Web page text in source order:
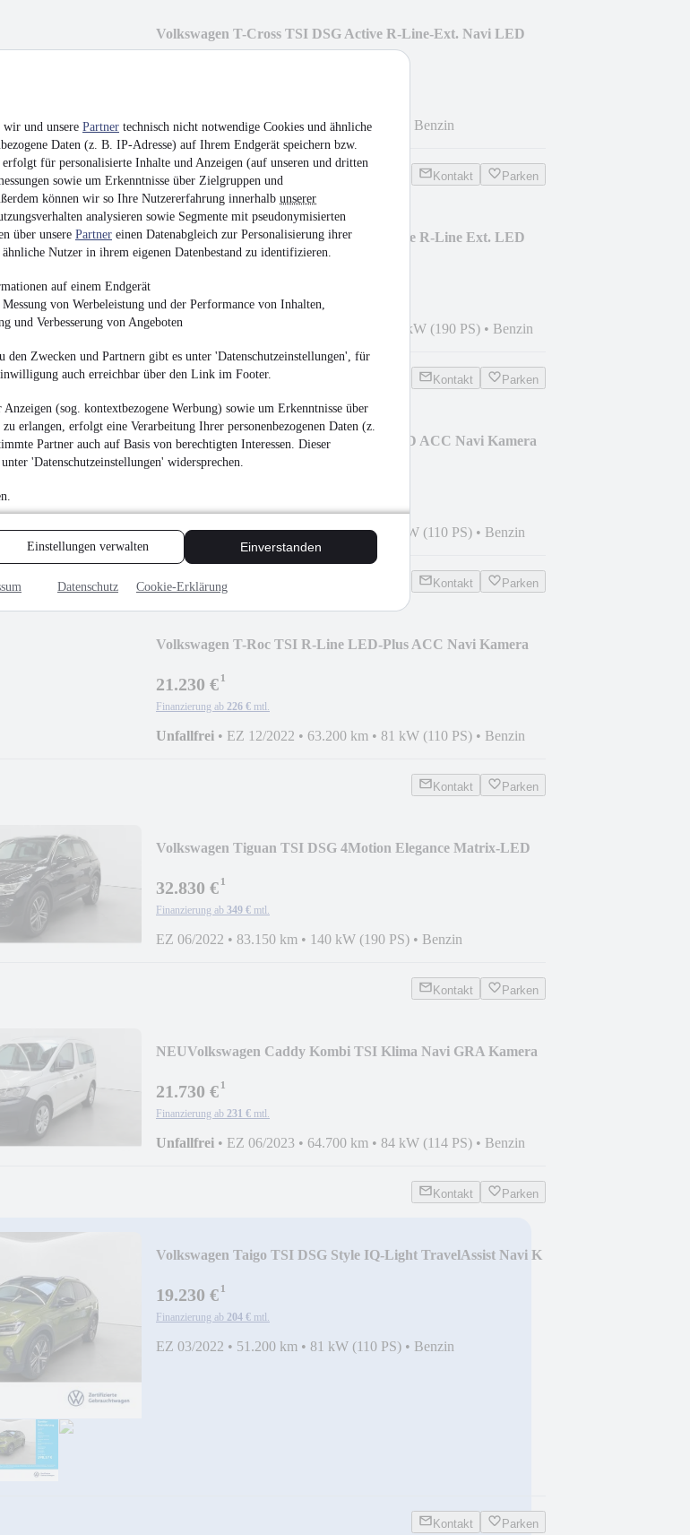
und unsere Partner technisch nicht notwendige Cookies und ähnliche
Daten (z. B. IP-Adresse) auf Ihrem Endgerät speichern bzw.
für personalisierte Inhalte und Anzeigen (auf unseren und dritten
sowie um Erkenntnisse über Zielgruppen und
können wir so Ihre Nutzererfahrung innerhalb unserer
analysieren sowie Segmente mit pseudonymisierten
über unsere Partner einen Datenabgleich zur Personalisierung ihrer
Nutzer in ihrem eigenen Datenbestand zu identifizieren.
auf einem Endgerät
von Werbeleistung und der Performance von Inhalten,
und Verbesserung von Angeboten
Zwecken und Partnern gibt es unter 'Datenschutzeinstellungen', für
auch erreichbar über den Link im Footer.
(sog. kontextbezogene Werbung) sowie um Erkenntnisse über
erlangen, erfolgt eine Verarbeitung Ihrer personenbezogenen Daten (z.
Partner auch auf Basis von berechtigten Interessen. Dieser
'Datenschutzeinstellungen' widersprechen.
Einstellungen verwalten Einverstanden
Datenschutz Cookie-Erklärung
Volkswagen T-Cross TSI DSG Active R-Line-Ext. Navi LED
Alu-
EZ 06/2021•51.850 km•81 kW (110 PS) Benzin
Kontakt Parken
Volkswagen Tiguan TSI DSG 4M Highline R-Line Ext. LED
ACC N
Finanzierung ab
Unfallfrei 140 kW (190 PS) • Benzin
Kontakt Parken
Volkswagen T-Cross TSI DSG Active LED ACC Navi Kamera
Unfallfrei•EZ 08/2021•50.800 km• 81 kW (110 PS) • Benzin
Kontakt Parken
Volkswagen T-Roc TSI R-Line LED-Plus ACC Navi Kamera
21.230 €¹
Finanzierung ab 226 € mtl.
Unfallfrei • EZ 12/2022 • 63.200 km • 81 kW (110 PS) • Benzin
Kontakt Parken
Volkswagen Tiguan TSI DSG 4Motion Elegance Matrix-LED
32.830 €¹
Finanzierung ab 349 € mtl.
EZ 06/2022 • 83.150 km • 140 kW (190 PS) • Benzin
Kontakt Parken
NEUVolkswagen Caddy Kombi TSI Klima Navi GRA Kamera
21.730 €¹
Finanzierung ab 231 € mtl.
Unfallfrei • EZ 06/2023 • 64.700 km • 84 kW (114 PS) • Benzin
Kontakt Parken
Volkswagen Taigo TSI DSG Style IQ-Light TravelAssist Navi K
19.230 €¹
Finanzierung ab 204 € mtl.
EZ 03/2022 • 51.200 km • 81 kW (110 PS) • Benzin
Kontakt Parken